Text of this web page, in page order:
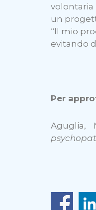
volontaria
un
“Il mio
evitando
Per
Aguglia,